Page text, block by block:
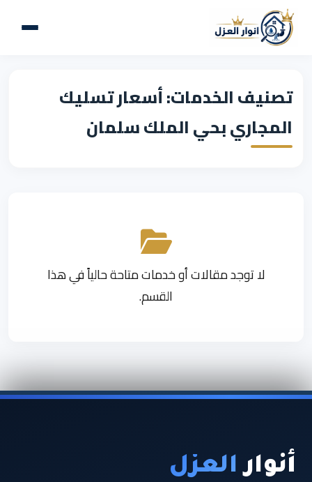
تصنيف الخدمات: أسعار تسليك
المجاري بحي الملك سلمان
لا توجد مقالات أو خدمات متاحة حالياً في هذا
القسم.
أنوار العزل